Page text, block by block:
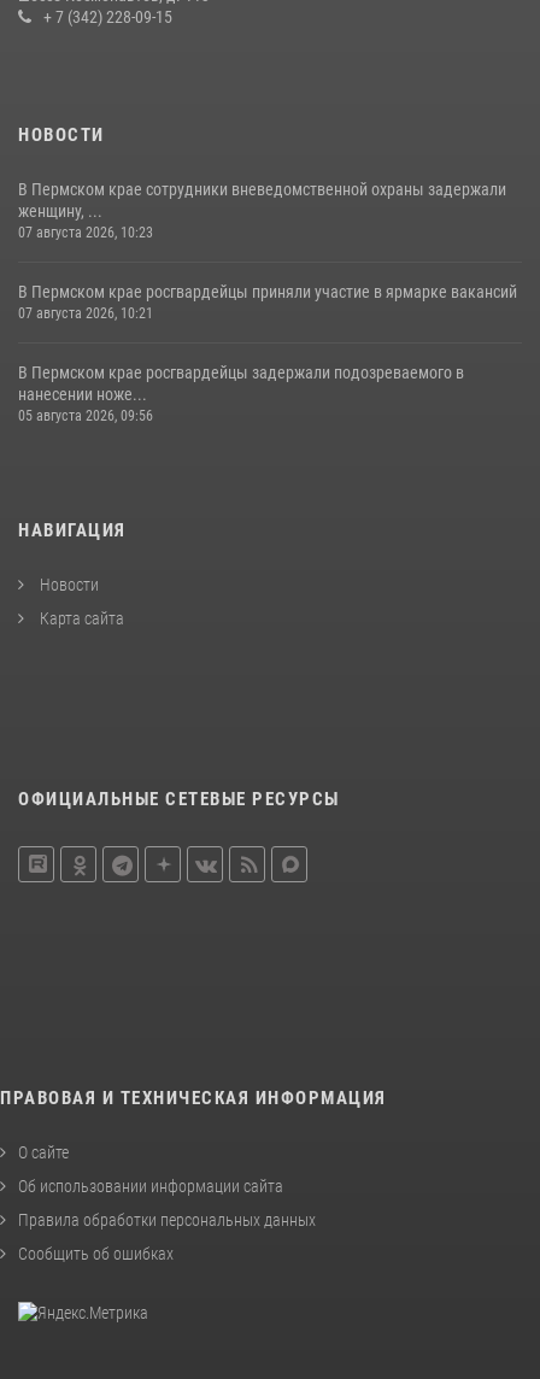
+ 7 (342) 228-09-15
НОВОСТИ
В Пермском крае сотрудники вневедомственной охраны задержали
женщину, ...
07 августа 2026, 10:23
В Пермском крае росгвардейцы приняли участие в ярмарке вакансий
07 августа 2026, 10:21
В Пермском крае росгвардейцы задержали подозреваемого в
нанесении ноже...
05 августа 2026, 09:56
НАВИГАЦИЯ
Новости
Карта сайта
ОФИЦИАЛЬНЫЕ СЕТЕВЫЕ РЕСУРСЫ
ПРАВОВАЯ И ТЕХНИЧЕСКАЯ ИНФОРМАЦИЯ
О сайте
Об использовании информации сайта
Правила обработки персональных данных
Сообщить об ошибках